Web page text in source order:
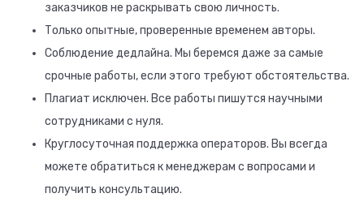
заказчиков не раскрывать свою личность.
Только опытные, проверенные временем авторы.
Соблюдение дедлайна. Мы беремся даже за самые
срочные работы, если этого требуют обстоятельства.
Плагиат исключен. Все работы пишутся научными
сотрудниками с нуля.
Круглосуточная поддержка операторов. Вы всегда
можете обратиться к менеджерам с вопросами и
получить консультацию.